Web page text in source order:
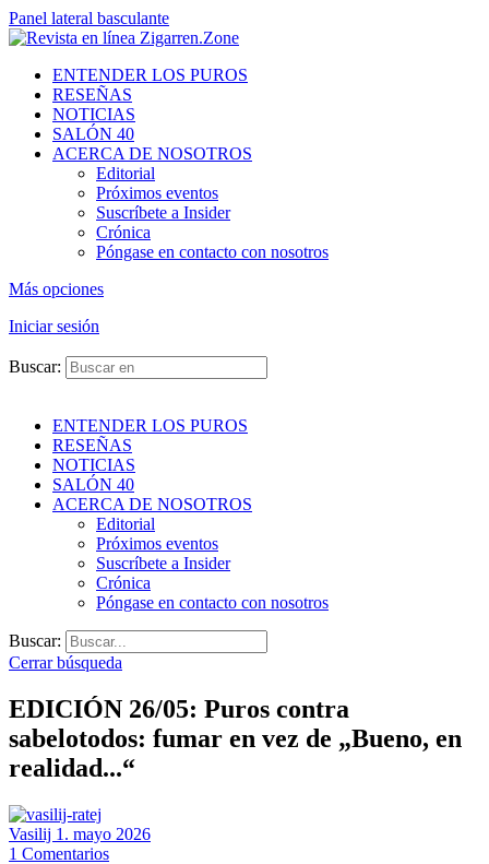
Panel lateral basculante
ENTENDER LOS PUROS
RESEÑAS
NOTICIAS
SALÓN 40
ACERCA DE NOSOTROS
Editorial
Próximos eventos
Suscríbete a Insider
Crónica
Póngase en contacto con nosotros
Más opciones
Iniciar sesión
Buscar:
ENTENDER LOS PUROS
RESEÑAS
NOTICIAS
SALÓN 40
ACERCA DE NOSOTROS
Editorial
Próximos eventos
Suscríbete a Insider
Crónica
Póngase en contacto con nosotros
Buscar:
Cerrar búsqueda
EDICIÓN 26/05: Puros contra
sabelotodos: fumar en vez de „Bueno, en
realidad...“
Vasilij 1. mayo 2026
1 Comentarios